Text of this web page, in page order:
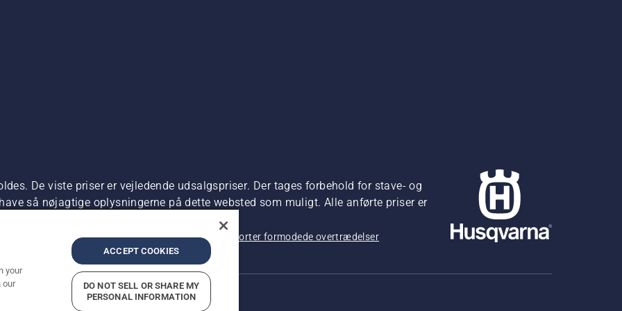
De viste priser er vejledende udsalgspriser. Der tages forbehold for stave- og
så nøjagtige oplysningerne på dette websted som muligt. Alle anførte priser er
beskyttelse af personlige oplysninger Imprint Rapporter formodede overtrædelser
your
our
ACCEPT COOKIES
DO NOT SELL OR SHARE MY
PERSONAL INFORMATION